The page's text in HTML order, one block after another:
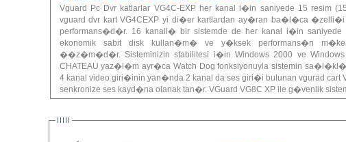
Vguard Pc Dvr katlarlar VG4C-EXP her kanal i�in saniyede 15 resim
vguard dvr kart VG4CEXP yi di�er kartlardan ay�ran ba�l�ca
performans�d�r. 16 kanall� bir sistemde de her kanal i�in saniyede
ekonomik sabit disk kullan�m� ve y�ksek performans�n
��z�m�d�r. Sisteminizin stabilitesi i�in Windows 2000 ve
CHATEAU yaz�l�m ayr�ca Watch Dog fonksiyonuyla sistemin
4 kanal video giri�inin yan�nda 2 kanal da ses giri�i bulunan vgurad cart
senkronize ses kayd�na olanak tan�r. VGuard VG8C XP ile g�venlik